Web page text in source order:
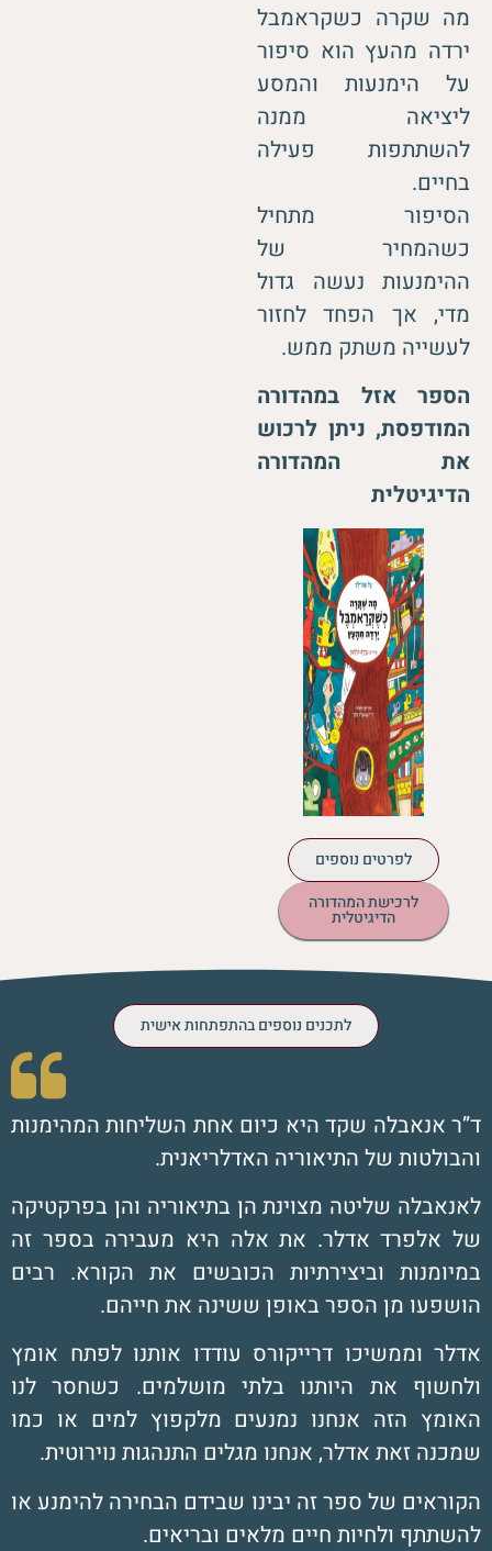
מה שקרה כשקראמבל
ירדה מהעץ הוא סיפור
על הימנעות והמסע
ליציאה ממנה
להשתתפות פעילה
בחיים.
הסיפור מתחיל
כשהמחיר של
ההימנעות נעשה גדול
מדי, אך הפחד לחזור
לעשייה משתק ממש.
הספר אזל במהדורה
המודפסת, ניתן לרכוש
את המהדורה
הדיגיטלית
לפרטים נוספים
לרכישת המהדורה
הדיגיטלית
לתכנים נוספים בהתפתחות אישית
ד”ר אנאבלה שקד היא כיום אחת השליחות המהימנות
והבולטות של התיאוריה האדלריאנית.
לאנאבלה שליטה מצוינת הן בתיאוריה והן בפרקטיקה
של אלפרד אדלר. את אלה היא מעבירה בספר זה
במיומנות וביצירתיות הכובשים את הקורא. רבים
הושפעו מן הספר באופן ששינה את חייהם.
אדלר וממשיכו דרייקורס עודדו אותנו לפתח אומץ
ולחשוף את היותנו בלתי מושלמים. כשחסר לנו
האומץ הזה אנחנו נמנעים מלקפוץ למים או כמו
שמכנה זאת אדלר, אנחנו מגלים התנהגות נוירוטית.
הקוראים של ספר זה יבינו שבידם הבחירה להימנע או
להשתתף ולחיות חיים מלאים ובריאים.